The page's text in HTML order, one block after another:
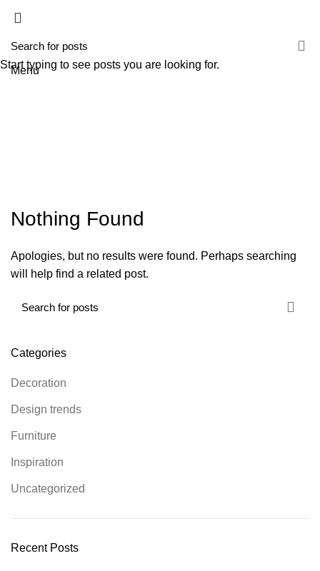
Menu
Nothing Found
Apologies, but no results were found. Perhaps searching
will help find a related post.
Categories
Decoration
Design trends
Furniture
Inspiration
Uncategorized
Recent Posts
Start typing to see posts you are looking for.